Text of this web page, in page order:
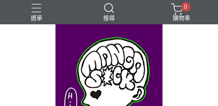
選單 搜尋
⊰⊱꧁LGBTQIA꧂⊰⊱
Mangasick Love
Mangasick出版！(੭•̀ᴗ•̀)
動物 實驗
0
購物車